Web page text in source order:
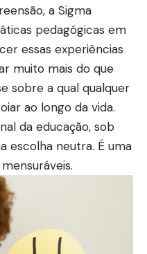
a Sigma
pedagógicas em
essas experiências
muito mais do que
sobre a qual qualquer
ao longo da vida.
da educação, sob
escolha neutra. É uma